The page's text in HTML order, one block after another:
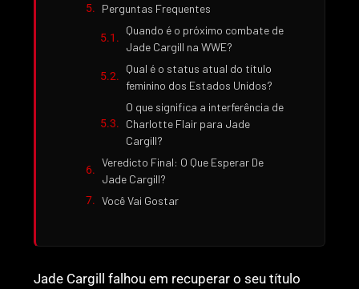
Perguntas Frequentes
Quando é o próximo combate de
Jade Cargill na WWE?
Qual é o status atual do título
feminino dos Estados Unidos?
O que significa a interferência de
Charlotte Flair para Jade
Cargill?
Veredicto Final: O Que Esperar De
Jade Cargill?
Você Vai Gostar
Jade Cargill falhou em recuperar o seu título